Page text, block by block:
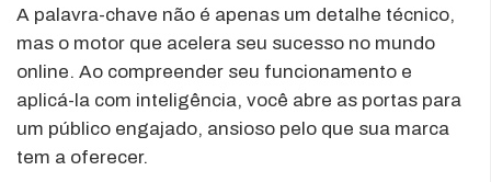
A palavra-chave não é apenas um detalhe técnico,
mas o motor que acelera seu sucesso no mundo
online. Ao compreender seu funcionamento e
aplicá-la com inteligência, você abre as portas para
um público engajado, ansioso pelo que sua marca
tem a oferecer.